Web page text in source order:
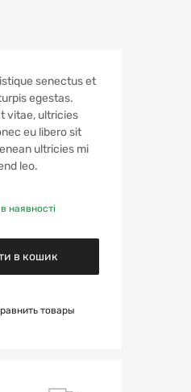
senectus et
egestas.
vitae, ultricies
eu libero sit
ultricies mi
leo.
наявності
в кошик
товары